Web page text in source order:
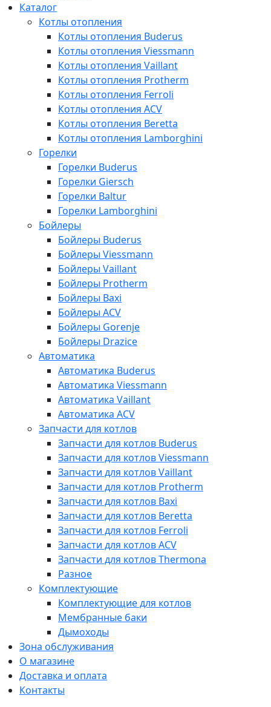
Каталог
Котлы отопления
Котлы отопления Buderus
Котлы отопления Viessmann
Котлы отопления Vaillant
Котлы отопления Protherm
Котлы отопления Ferroli
Котлы отопления ACV
Котлы отопления Beretta
Котлы отопления Lamborghini
Горелки
Горелки Buderus
Горелки Giersch
Горелки Baltur
Горелки Lamborghini
Бойлеры
Бойлеры Buderus
Бойлеры Viessmann
Бойлеры Vaillant
Бойлеры Protherm
Бойлеры Baxi
Бойлеры ACV
Бойлеры Gorenje
Бойлеры Drazice
Автоматика
Автоматика Buderus
Автоматика Viessmann
Автоматика Vaillant
Автоматика ACV
Запчасти для котлов
Запчасти для котлов Buderus
Запчасти для котлов Viessmann
Запчасти для котлов Vaillant
Запчасти для котлов Protherm
Запчасти для котлов Baxi
Запчасти для котлов Beretta
Запчасти для котлов Ferroli
Запчасти для котлов ACV
Запчасти для котлов Thermona
Разное
Комплектующие
Комплектующие для котлов
Мембранные баки
Дымоходы
Зона обслуживания
О магазине
Доставка и оплата
Контакты